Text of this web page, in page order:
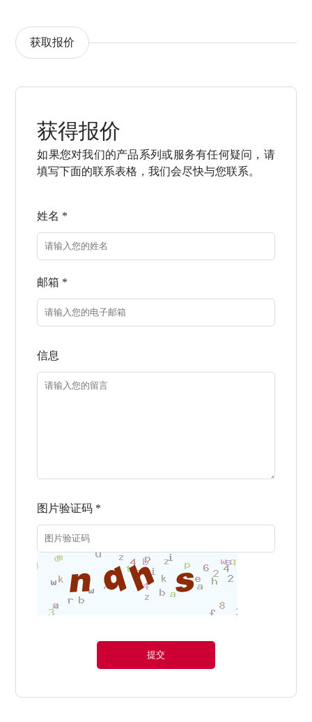
获取报价
获得报价
如果您对我们的产品系列或服务有任何疑问，请
填写下面的联系表格，我们会尽快与您联系。
姓名 *
邮箱 *
信息
图片验证码 *
提交